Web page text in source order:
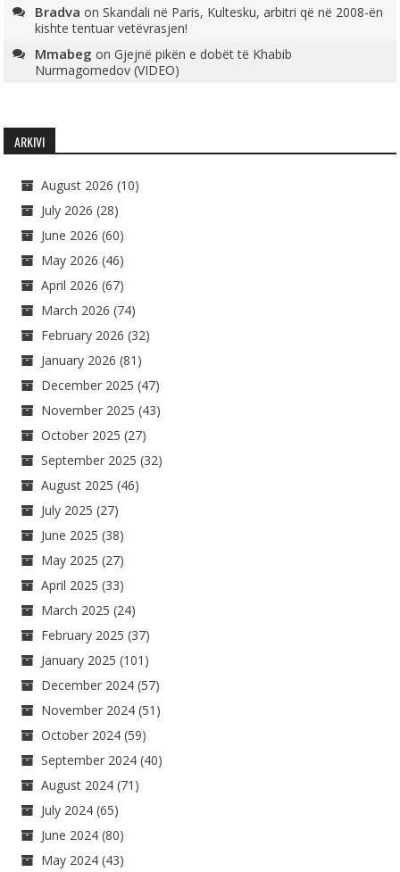
Bradva onSkandali në Paris, Kultesku, arbitri që në 2008-ën
kishte tentuar vetëvrasjen!
Mmabeg onGjejnë pikën e dobët të Khabib
Nurmagomedov (VIDEO)
ARKIVI
August 2026 (10)
July 2026 (28)
June 2026 (60)
May 2026 (46)
April 2026 (67)
March 2026 (74)
February 2026 (32)
January 2026 (81)
December 2025 (47)
November 2025 (43)
October 2025 (27)
September 2025 (32)
August 2025 (46)
July 2025 (27)
June 2025 (38)
May 2025 (27)
April 2025 (33)
March 2025 (24)
February 2025 (37)
January 2025 (101)
December 2024 (57)
November 2024 (51)
October 2024 (59)
September 2024 (40)
August 2024 (71)
July 2024 (65)
June 2024 (80)
May 2024 (43)